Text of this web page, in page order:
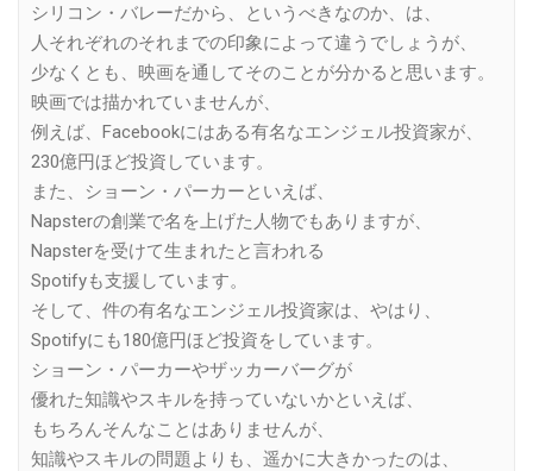
シリコン・バレーだから、というべきなのか、は、
人それぞれのそれまでの印象によって違うでしょうが、
少なくとも、映画を通してそのことが分かると思います。
映画では描かれていませんが、
例えば、Facebookにはある有名なエンジェル投資家が、
230億円ほど投資しています。
また、ショーン・パーカーといえば、
Napsterの創業で名を上げた人物でもありますが、
Napsterを受けて生まれたと言われる
Spotifyも支援しています。
そして、件の有名なエンジェル投資家は、やはり、
Spotifyにも180億円ほど投資をしています。
ショーン・パーカーやザッカーバーグが
優れた知識やスキルを持っていないかといえば、
もちろんそんなことはありませんが、
知識やスキルの問題よりも、遥かに大きかったのは、